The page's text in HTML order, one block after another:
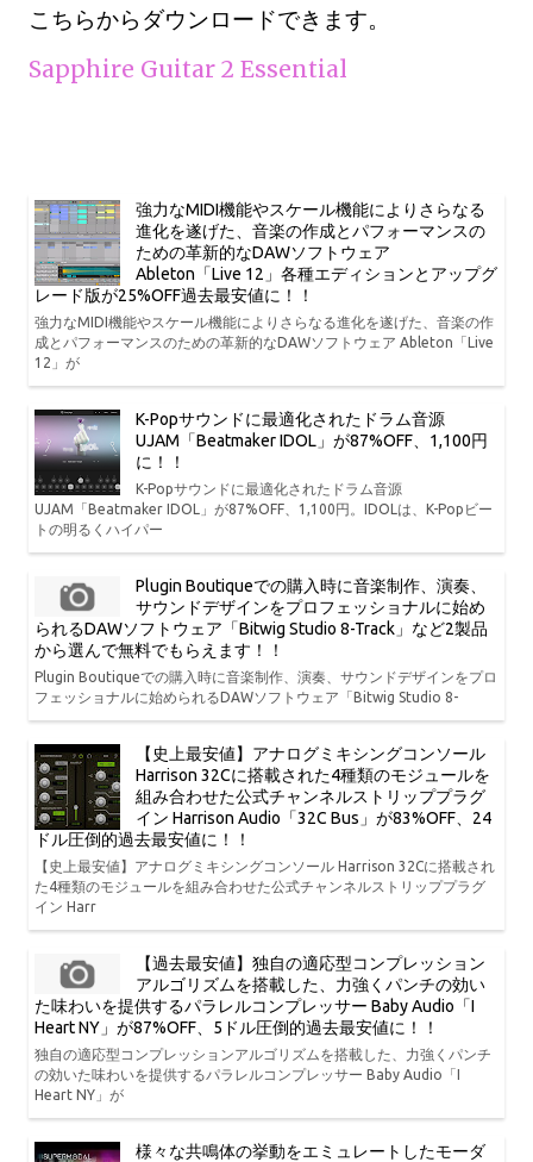
こちらからダウンロードできます。
Sapphire Guitar 2 Essential
強力なMIDI機能やスケール機能によりさらなる
進化を遂げた、音楽の作成とパフォーマンスの
ための革新的なDAWソフトウェア
Ableton「Live 12」各種エディションとアップグ
レード版が25%OFF過去最安値に！！
強力なMIDI機能やスケール機能によりさらなる進化を遂げた、音楽の作
成とパフォーマンスのための革新的なDAWソフトウェア Ableton「Live
12」が
K-Popサウンドに最適化されたドラム音源
UJAM「Beatmaker IDOL」が87%OFF、1,100円
に！！
K-Popサウンドに最適化されたドラム音源
UJAM「Beatmaker IDOL」が87%OFF、1,100円。IDOLは、K-Popビー
トの明るくハイパー
Plugin Boutiqueでの購入時に音楽制作、演奏、
サウンドデザインをプロフェッショナルに始め
られるDAWソフトウェア「Bitwig Studio 8-Track」など2製品
から選んで無料でもらえます！！
Plugin Boutiqueでの購入時に音楽制作、演奏、サウンドデザインをプロ
フェッショナルに始められるDAWソフトウェア「Bitwig Studio 8-
【史上最安値】アナログミキシングコンソール
Harrison 32Cに搭載された4種類のモジュールを
組み合わせた公式チャンネルストリッププラグ
イン Harrison Audio「32C Bus」が83%OFF、24
ドル圧倒的過去最安値に！！
【史上最安値】アナログミキシングコンソール Harrison 32Cに搭載され
た4種類のモジュールを組み合わせた公式チャンネルストリッププラグ
イン Harr
【過去最安値】独自の適応型コンプレッション
アルゴリズムを搭載した、力強くパンチの効い
た味わいを提供するパラレルコンプレッサー Baby Audio「I
Heart NY」が87%OFF、5ドル圧倒的過去最安値に！！
独自の適応型コンプレッションアルゴリズムを搭載した、力強くパンチ
の効いた味わいを提供するパラレルコンプレッサー Baby Audio「I
Heart NY」が
様々な共鳴体の挙動をエミュレートしたモーダ